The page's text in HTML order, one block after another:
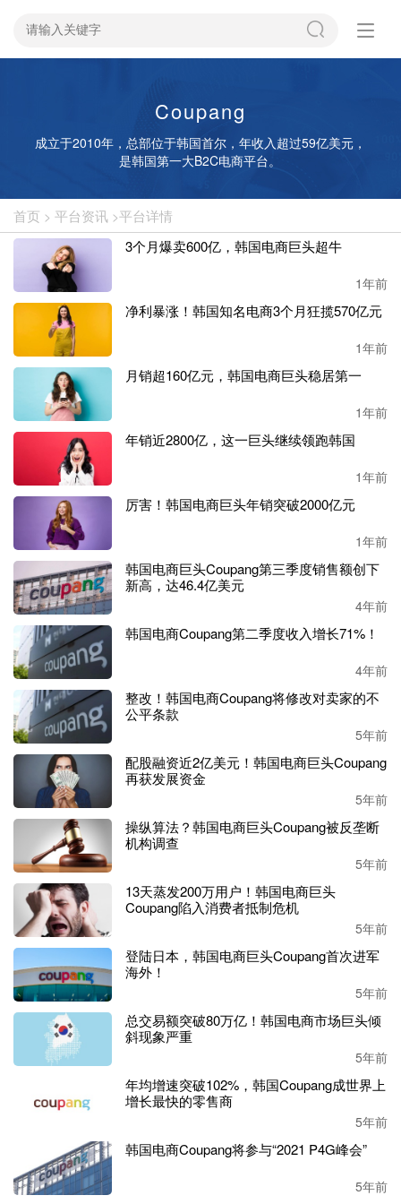
Coupang
成立于2010年，总部位于韩国首尔，年收入超过59亿美元，
是韩国第一大B2C电商平台。
首页 > 平台资讯 >平台详情
3个月爆卖600亿，韩国电商巨头超牛
1年前
净利暴涨！韩国知名电商3个月狂揽570亿元
1年前
月销超160亿元，韩国电商巨头稳居第一
1年前
年销近2800亿，这一巨头继续领跑韩国
1年前
厉害！韩国电商巨头年销突破2000亿元
1年前
韩国电商巨头Coupang第三季度销售额创下
新高，达46.4亿美元
4年前
韩国电商Coupang第二季度收入增长71%！
4年前
整改！韩国电商Coupang将修改对卖家的不
公平条款
5年前
配股融资近2亿美元！韩国电商巨头Coupang
再获发展资金
5年前
操纵算法？韩国电商巨头Coupang被反垄断
机构调查
5年前
13天蒸发200万用户！韩国电商巨头
Coupang陷入消费者抵制危机
5年前
登陆日本，韩国电商巨头Coupang首次进军
海外！
5年前
总交易额突破80万亿！韩国电商市场巨头倾
斜现象严重
5年前
年均增速突破102%，韩国Coupang成世界上
增长最快的零售商
5年前
韩国电商Coupang将参与“2021 P4G峰会”
5年前